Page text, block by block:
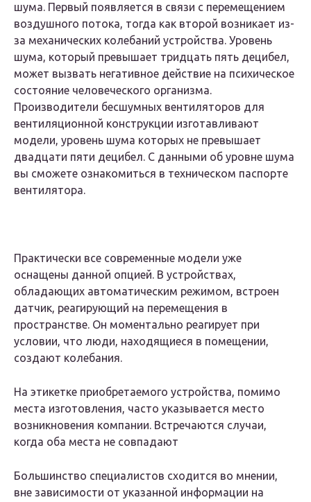
шума. Первый появляется в связи с перемещением
воздушного потока, тогда как второй возникает из-
за механических колебаний устройства. Уровень
шума, который превышает тридцать пять децибел,
может вызвать негативное действие на психическое
состояние человеческого организма.
Производители бесшумных вентиляторов для
вентиляционной конструкции изготавливают
модели, уровень шума которых не превышает
двадцати пяти децибел. С данными об уровне шума
вы сможете ознакомиться в техническом паспорте
вентилятора.
Практически все современные модели уже
оснащены данной опцией. В устройствах,
обладающих автоматическим режимом, встроен
датчик, реагирующий на перемещения в
пространстве. Он моментально реагирует при
условии, что люди, находящиеся в помещении,
создают колебания.
На этикетке приобретаемого устройства, помимо
места изготовления, часто указывается место
возникновения компании. Встречаются случаи,
когда оба места не совпадают
Большинство специалистов сходится во мнении,
вне зависимости от указанной информации на